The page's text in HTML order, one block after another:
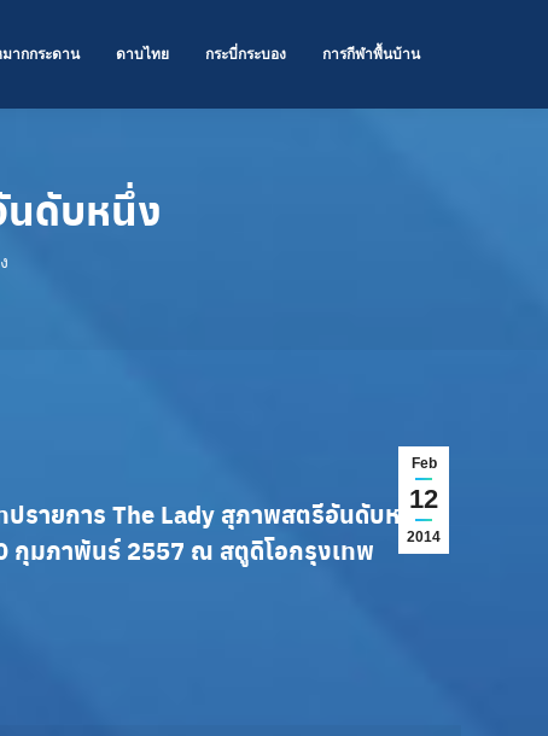
ากกระดาน ดาบไทย กระบี่กระบอง การกีฬาพื้นบ้าน
นดับหนึ่ง
Feb
12
2014
รายการ The Lady สุภาพสตรีอันดับหนึ่ง
กุมภาพันธ์ 2557 ณ สตูดิโอกรุงเทพ